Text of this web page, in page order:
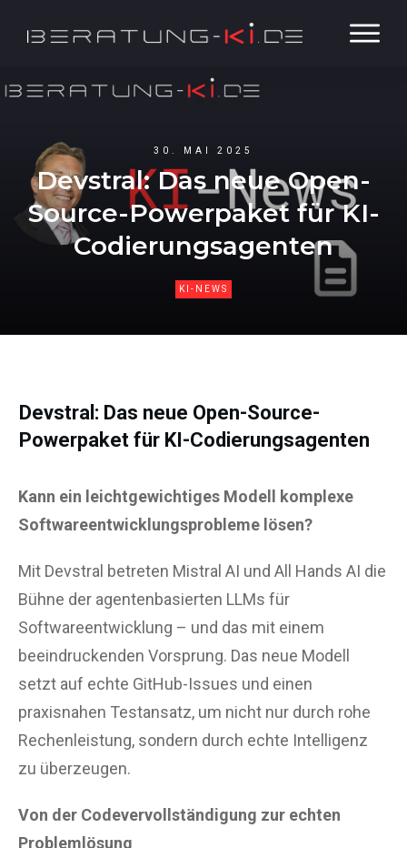
30. MAI 2025
Devstral: Das neue Open-
Source-Powerpaket für KI-
Codierungsagenten
KI-NEWS
Devstral: Das neue Open-Source-
Powerpaket für KI-Codierungsagenten
Kann ein leichtgewichtiges Modell komplexe
Softwareentwicklungsprobleme lösen?
Mit Devstral betreten Mistral AI und All Hands AI die
Bühne der agentenbasierten LLMs für
Softwareentwicklung – und das mit einem
beeindruckenden Vorsprung. Das neue Modell
setzt auf echte GitHub-Issues und einen
praxisnahen Testansatz, um nicht nur durch rohe
Rechenleistung, sondern durch echte Intelligenz
zu überzeugen.
Von der Codevervollständigung zur echten
Problemlösung